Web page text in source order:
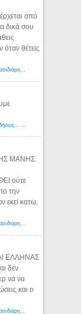
από
δικά σου
θέτεις
ΜΑΝΗΣ.
ούτε
την
εκεί κατω.
ΕΛΛΗΝΑΣ
δεν
να να
και ο